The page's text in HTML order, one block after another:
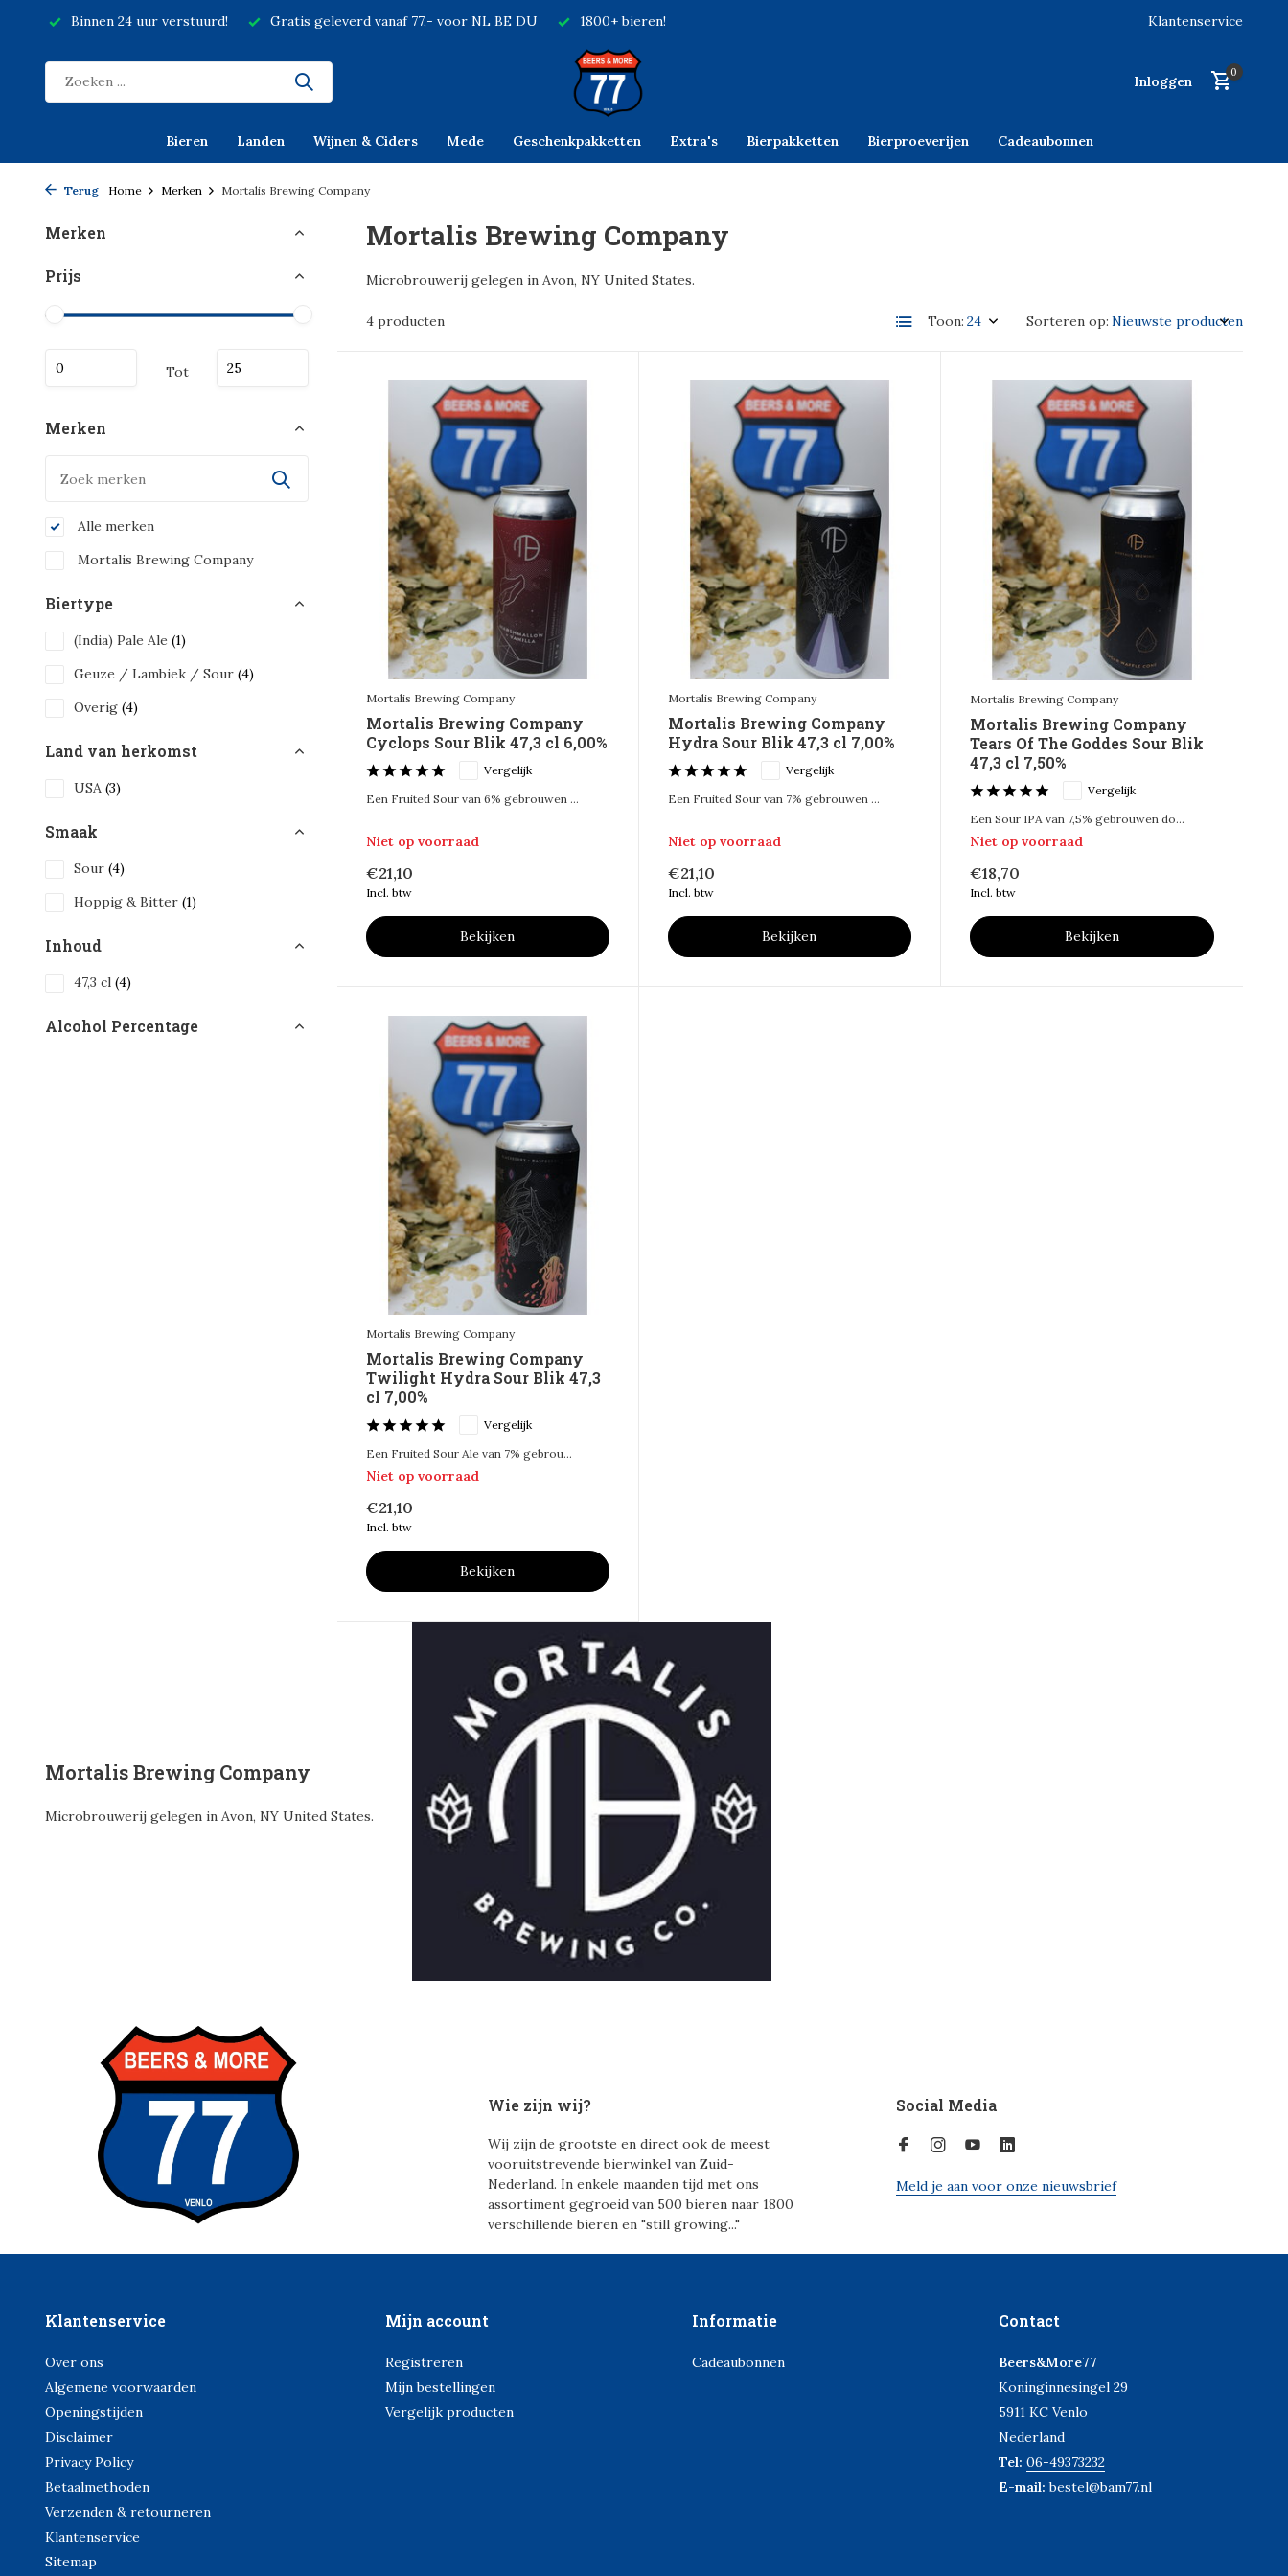
Binnen 24 uur verstuurd! Gratis geleverd vanaf 77,- voor NL BE DU 1800+ bieren! Klantenservice
Inloggen
0
Bieren Landen Wijnen & Ciders Mede Geschenkpakketten Extra's Bierpakketten Bierproeverijen Cadeaubonnen
Terug Home Merken Mortalis Brewing Company
Merken
Prijs
Tot
Merken
Alle merken
Mortalis Brewing Company
Biertype
(India) Pale Ale (1)
Geuze / Lambiek / Sour (4)
Overig (4)
Land van herkomst
USA (3)
Smaak
Sour (4)
Hoppig & Bitter (1)
Inhoud
47,3 cl (4)
Alcohol Percentage
Mortalis Brewing Company
Microbrouwerij gelegen in Avon, NY United States.
4 producten Toon: Sorteren op:
Mortalis Brewing Company
Mortalis Brewing Company
Cyclops Sour Blik 47,3 cl 6,00%
Vergelijk
Een Fruited Sour van 6% gebrouwen ...
Niet op voorraad
€21,10
Incl. btw
Bekijken
Mortalis Brewing Company
Mortalis Brewing Company
Hydra Sour Blik 47,3 cl 7,00%
Vergelijk
Een Fruited Sour van 7% gebrouwen ...
Niet op voorraad
€21,10
Incl. btw
Bekijken
Mortalis Brewing Company
Mortalis Brewing Company
Tears Of The Goddes Sour Blik
47,3 cl 7,50%
Vergelijk
Een Sour IPA van 7,5% gebrouwen do...
Niet op voorraad
€18,70
Incl. btw
Bekijken
Mortalis Brewing Company
Mortalis Brewing Company
Twilight Hydra Sour Blik 47,3
cl 7,00%
Vergelijk
Een Fruited Sour Ale van 7% gebrou...
Niet op voorraad
€21,10
Incl. btw
Bekijken
Mortalis Brewing Company
Microbrouwerij gelegen in Avon, NY United States.
Wie zijn wij?
Wij zijn de grootste en direct ook de meest
vooruitstrevende bierwinkel van Zuid-
Nederland. In enkele maanden tijd met ons
assortiment gegroeid van 500 bieren naar 1800
verschillende bieren en "still growing..."
Social Media
Meld je aan voor onze nieuwsbrief
Klantenservice
Over ons
Algemene voorwaarden
Openingstijden
Disclaimer
Privacy Policy
Betaalmethoden
Verzenden & retourneren
Klantenservice
Sitemap
Mijn account
Registreren
Mijn bestellingen
Vergelijk producten
Informatie
Cadeaubonnen
Contact
Beers&More77
Koninginnesingel 29
5911 KC Venlo
Nederland
Tel: 06-49373232
E-mail:bestel@bam77.nl